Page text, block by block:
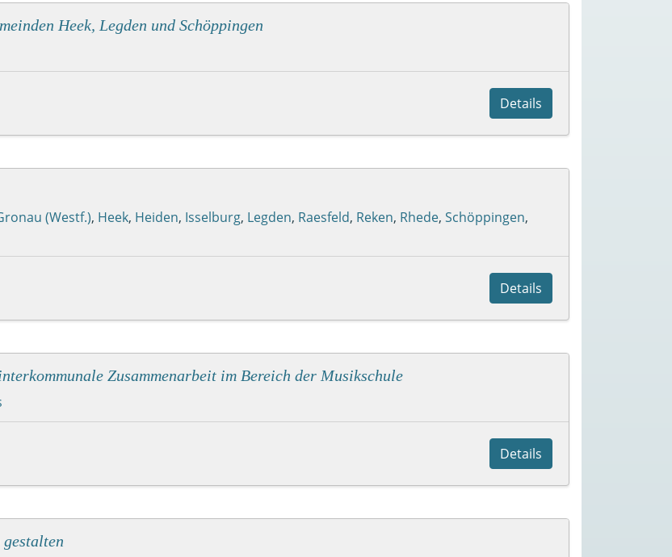
Heek, Legden und Schöppingen
Details
(Westf.), Heek, Heiden, Isselburg, Legden, Raesfeld, Reken, Rhede, Schöppingen,
Details
Zusammenarbeit im Bereich der Musikschule
Details